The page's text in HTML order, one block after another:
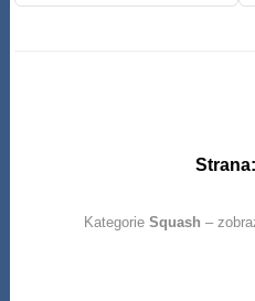
Strana:
Kategorie Squash –